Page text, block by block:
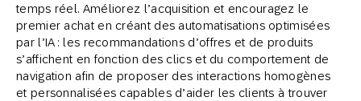
temps réel. Améliorez l’acquisition et encouragez le
premier achat en créant des automatisations optimisées
par l’IA : les recommandations d’offres et de produits
s’affichent en fonction des clics et du comportement de
navigation afin de proposer des interactions homogènes
et personnalisées capables d’aider les clients à trouver